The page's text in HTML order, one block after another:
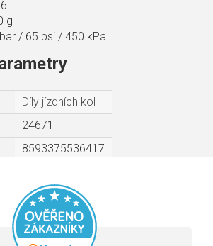
g
/ 65 psi / 450 kPa
Díly jízdních kol
24671
8593375536417